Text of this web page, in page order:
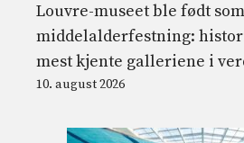
Louvre-museet ble født
middelalderfestning:
mest kjente galleriene i
10. august 2026